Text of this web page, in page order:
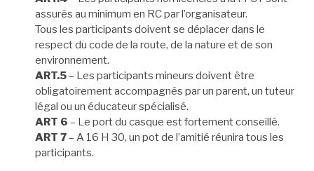
assurés au minimum en RC par l’organisateur.
Tous les participants doivent se déplacer dans le
respect du code de la route, de la nature et de son
environnement.
ART.5– Les participants mineurs doivent être
obligatoirement accompagnés par un parent, un tuteur
légal ou un éducateur spécialisé.
ART 6 – Le port du casque est fortement conseillé.
ART 7– A 16 H 30, un pot de l’amitié réunira tous les
participants.